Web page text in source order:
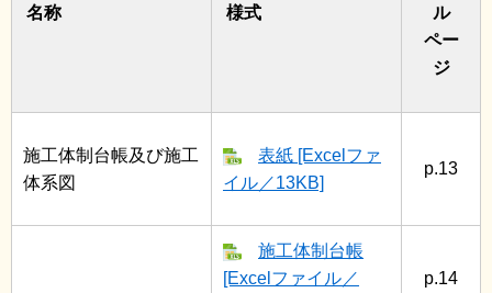
名称 様式
ル
ペー
ジ
施工体制台帳及び施工
体系図
表紙 [Excelファ
イル／13KB]
p.13
施工体制台帳
[Excelファイル／
p.14